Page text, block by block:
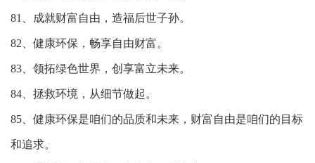
81、成就财富自由，造福后世子孙。
82、健康环保，畅享自由财富。
83、领拓绿色世界，创享富立未来。
84、拯救环境，从细节做起。
85、健康环保是咱们的品质和未来，财富自由是咱们的目标
和追求。